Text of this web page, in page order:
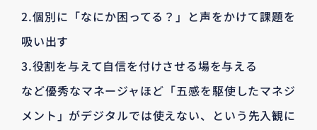
2.個別に「なにか困ってる？」と声をかけて課題を
吸い出す
3.役割を与えて自信を付けさせる場を与える
など優秀なマネージャほど「五感を駆使したマネジ
メント」がデジタルでは使えない、という先入観に